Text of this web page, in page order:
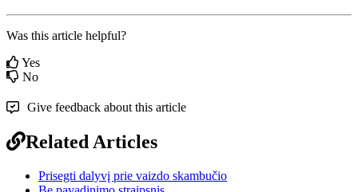
Was this article helpful?
Yes
No
Give feedback about this article
Related Articles
Prisegti dalyvį prie vaizdo skambučio